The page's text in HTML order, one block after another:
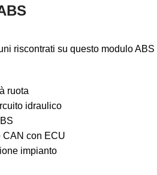
riscontrati su questo modulo ABS
ruota
idraulico
CAN con ECU
impianto